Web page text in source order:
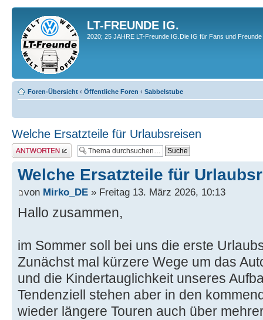
LT-FREUNDE IG.
2020; 25 JAHRE LT-Freunde IG.Die IG für Fans und
Foren-Übersicht ‹ Öffentliche Foren ‹ Sabbelstube
Welche Ersatzteile für Urlaubsreisen
Antwort erstellen
Welche Ersatzteile für
von Mirko_DE » Freitag 13. März 2026, 10:13
Hallo zusammen,
im Sommer soll bei uns die erste
Zunächst mal kürzere Wege um das
und die Kindertauglichkeit unseres
Tendenziell stehen aber in den
wieder längere Touren auch über